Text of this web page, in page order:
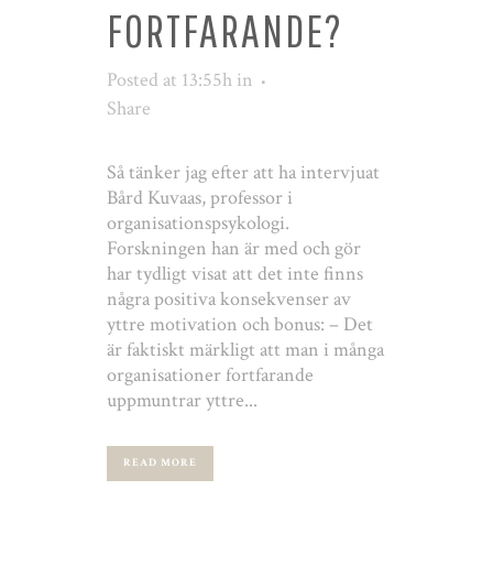
FORTFARANDE?
Posted at 13:55h in
Share
Så tänker jag efter att ha intervjuat
Bård Kuvaas, professor i
organisationspsykologi.
Forskningen han är med och gör
har tydligt visat att det inte finns
några positiva konsekvenser av
yttre motivation och bonus: – Det
är faktiskt märkligt att man i många
organisationer fortfarande
uppmuntrar yttre...
READ MORE